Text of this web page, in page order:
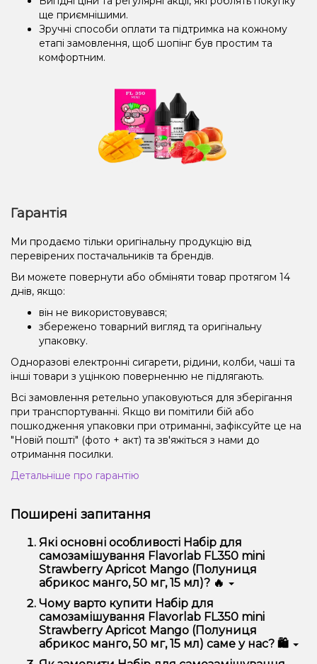
ще приємнішими.
Зручні способи оплати та підтримка на кожному
етапі замовлення, щоб шопінг був простим та
комфортним.
Гарантія
Ми продаємо тільки оригінальну продукцію від
перевірених постачальників та брендів.
Ви можете повернути або обміняти товар протягом 14
днів, якщо:
він не використовувався;
збережено товарний вигляд та оригінальну
упаковку.
Одноразові електронні сигарети, рідини, колби, чаші та
інші товари з уцінкою поверненню не підлягають.
Всі замовлення ретельно упаковуються для зберігання
при транспортуванні. Якщо ви помітили бій або
пошкодження упаковки при отриманні, зафіксуйте це на
"Новій пошті" (фото + акт) та зв'яжіться з нами до
отримання посилки.
Детальніше про гарантію
Поширені запитання
Які основні особливості Набір для
самозамішування Flavorlab FL350 mini
Strawberry Apricot Mango (Полуниця
абрикос манго, 50 мг, 15 мл)? 🔥
Набір для самозамішування Flavorlab FL350 mini
Strawberry Apricot Mango (Полуниця абрикос манго,
50 мг, 15 мл) відрізняється високою якістю, зручністю
використання та надійністю.
Чому варто купити Набір для
самозамішування Flavorlab FL350 mini
Strawberry Apricot Mango (Полуниця
абрикос манго, 50 мг, 15 мл) саме у нас? 🛍️